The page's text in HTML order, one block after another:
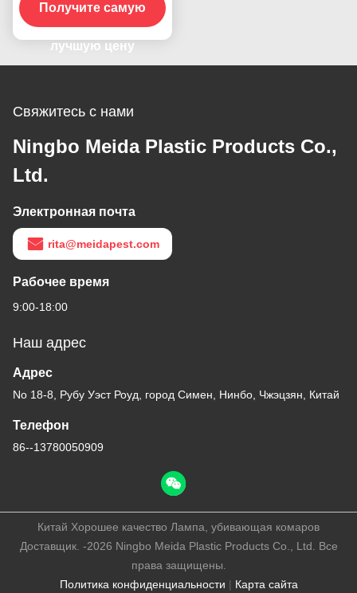
УФ Убийца комаров
Лампа для летающих
насекомых Убийца
ловителей
Получите самую
лучшую цену
Свяжитесь с нами
Ningbo Meida Plastic Products Co.,
Ltd.
Электронная почта
rita@meidapest.com
Рабочее время
9:00-18:00
Наш адрес
Адрес
No 18-8, Рубу Уэст Роуд, город Симен, Нинбо, Чжэцзян, Китай
Телефон
86--13780050909
Политика конфиденциальности | Карта сайта
Китай Хорошее качество Лампа, убивающая комаров
Доставщик. -2026 Ningbo Meida Plastic Products Co., Ltd. Все
права защищены.